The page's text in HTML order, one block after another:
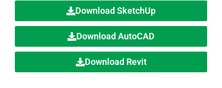
Download SketchUp
Download AutoCAD
Download Revit